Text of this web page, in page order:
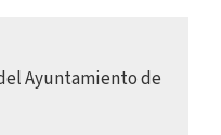
Ayuntamiento de